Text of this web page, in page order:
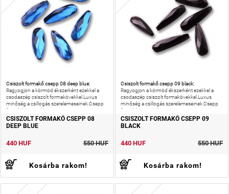
Csiszolt formakő csepp 08 deep blue:
Ragyogjon a körmöd ékszerként ezekkel a
csodaszép csiszolt formakövekkel.Luxus
minőség a csillogás szerelemeseinek.Csepp
formájú körömdísz.
CSISZOLT FORMAKŐ CSEPP 08
DEEP BLUE
440 HUF 550 HUF
Kosárba rakom!
Csiszolt formakő csepp 09 black:
Ragyogjon a körmöd ékszerként ezekkel a
csodaszép csiszolt formakövekkel.Luxus
minőség a csillogás szerelemeseinek.Csepp
formájú körömdísz.
CSISZOLT FORMAKŐ CSEPP 09
BLACK
440 HUF 550 HUF
Kosárba rakom!